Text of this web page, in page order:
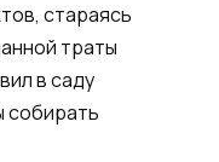
стараясь
траты
в саду
собирать